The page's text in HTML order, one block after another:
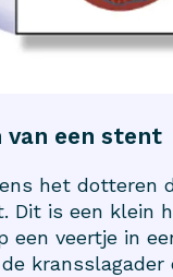
van een stent
het dotteren
Dit is een klein
een veertje in
kransslagader